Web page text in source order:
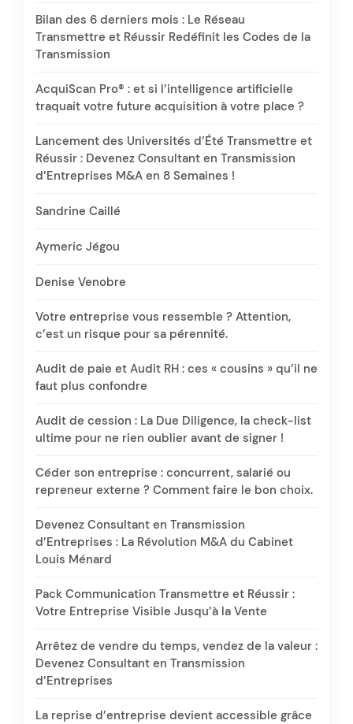
Bilan des 6 derniers mois : Le Réseau
Transmettre et Réussir Redéfinit les Codes de la
Transmission
AcquiScan Pro® : et si l’intelligence artificielle
traquait votre future acquisition à votre place ?
Lancement des Universités d’Été Transmettre et
Réussir : Devenez Consultant en Transmission
d’Entreprises M&A en 8 Semaines !
Sandrine Caillé
Aymeric Jégou
Denise Venobre
Votre entreprise vous ressemble ? Attention,
c’est un risque pour sa pérennité.
Audit de paie et Audit RH : ces « cousins » qu’il ne
faut plus confondre
Audit de cession : La Due Diligence, la check-list
ultime pour ne rien oublier avant de signer !
Céder son entreprise : concurrent, salarié ou
repreneur externe ? Comment faire le bon choix.
Devenez Consultant en Transmission
d’Entreprises : La Révolution M&A du Cabinet
Louis Ménard
Pack Communication Transmettre et Réussir :
Votre Entreprise Visible Jusqu’à la Vente
Arrêtez de vendre du temps, vendez de la valeur :
Devenez Consultant en Transmission
d’Entreprises
La reprise d’entreprise devient accessible grâce